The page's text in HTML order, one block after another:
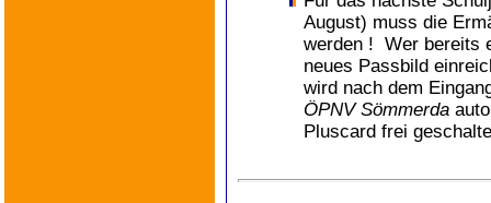
August) muss die
werden ! Wer bereits
neues Passbild
wird nach dem
ÖPNV Sömmerda
Pluscard frei